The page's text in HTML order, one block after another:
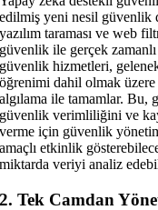
edilmiş yeni nesil güvenlik
yazılım taraması ve web
güvenlik ile gerçek
güvenlik hizmetleri,
öğrenimi dahil olmak
algılama ile tamamlar. Bu,
güvenlik verimliliğini ve
verme için güvenlik
amaçlı etkinlik
miktarda veriyi analiz
2. Tek Camdan